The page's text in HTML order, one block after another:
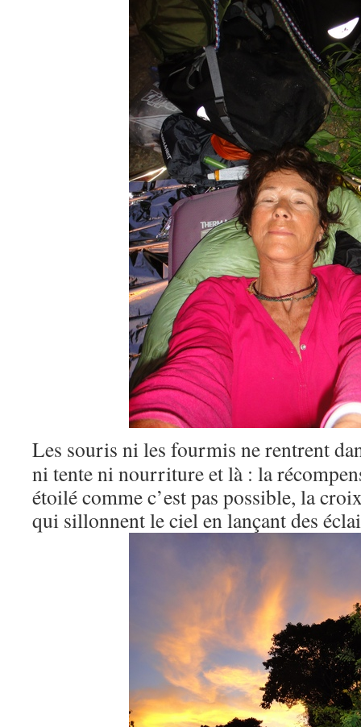
Les souris ni les fourmis ne rentrent
ni tente ni nourriture et là : la
étoilé comme c’est pas possible, la
qui sillonnent le ciel en lançant des